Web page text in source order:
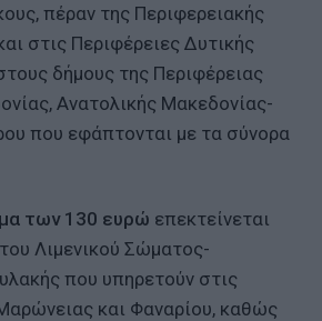
πέραν της Περιφερειακής
στις Περιφέρειες Δυτικής
δήμους της Περιφέρειας
Ανατολικής Μακεδονίας-
που εφάπτονται με τα σύνορα
των 130 ευρώ επεκτείνεται
Λιμενικού Σώματος-
που υπηρετούν στις
και Φαναρίου, καθώς